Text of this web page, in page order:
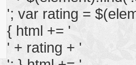
'; var rating =
{ html += '
' + rating + '